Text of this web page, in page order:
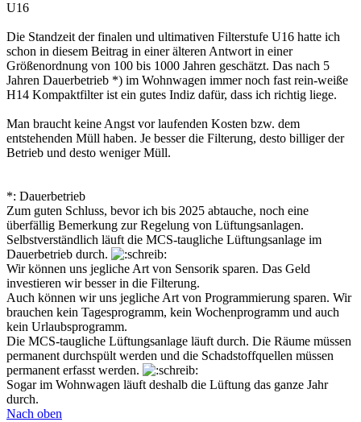
U16
Die Standzeit der finalen und ultimativen Filterstufe U16 hatte ich
schon in diesem Beitrag in einer älteren Antwort in einer
Größenordnung von 100 bis 1000 Jahren geschätzt. Das nach 5
Jahren Dauerbetrieb *) im Wohnwagen immer noch fast rein-weiße
H14 Kompaktfilter ist ein gutes Indiz dafür, dass ich richtig liege.
Man braucht keine Angst vor laufenden Kosten bzw. dem
entstehenden Müll haben. Je besser die Filterung, desto billiger der
Betrieb und desto weniger Müll.
*: Dauerbetrieb
Zum guten Schluss, bevor ich bis 2025 abtauche, noch eine
überfällig Bemerkung zur Regelung von Lüftungsanlagen.
Selbstverständlich läuft die MCS-taugliche Lüftungsanlage im
Dauerbetrieb durch.
Wir können uns jegliche Art von Sensorik sparen. Das Geld
investieren wir besser in die Filterung.
Auch können wir uns jegliche Art von Programmierung sparen. Wir
brauchen kein Tagesprogramm, kein Wochenprogramm und auch
kein Urlaubsprogramm.
Die MCS-taugliche Lüftungsanlage läuft durch. Die Räume müssen
permanent durchspült werden und die Schadstoffquellen müssen
permanent erfasst werden.
Sogar im Wohnwagen läuft deshalb die Lüftung das ganze Jahr
durch.
Nach oben